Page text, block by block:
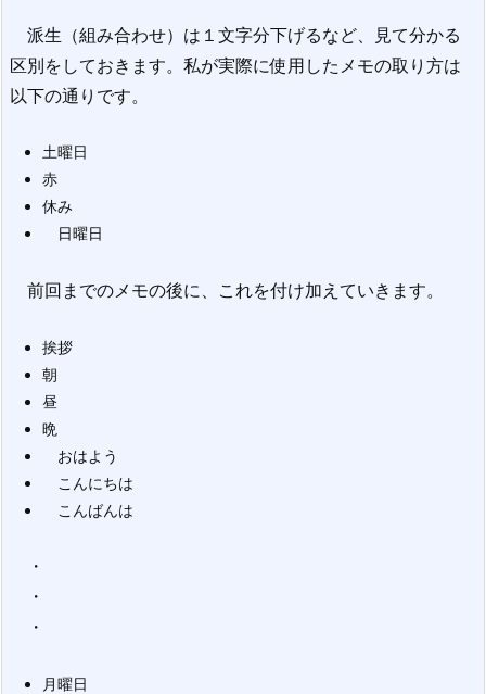
派生（組み合わせ）は１文字分下げるなど、見て分かる
区別をしておきます。私が実際に使用したメモの取り方は
以下の通りです。
土曜日
赤
休み
日曜日
前回までのメモの後に、これを付け加えていきます。
挨拶
朝
昼
晩
おはよう
こんにちは
こんばんは
・
・
・
月曜日